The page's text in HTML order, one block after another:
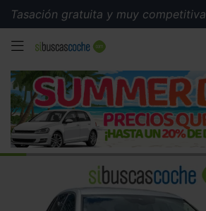
gratuita y muy competitiva al
MENÚ